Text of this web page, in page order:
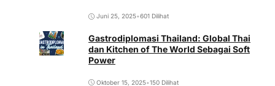
Juni 25, 2025•601 Dilihat
Gastrodiplomasi Thailand: Global Thai
dan Kitchen of The World Sebagai Soft
Power
Oktober 15, 2025•150 Dilihat